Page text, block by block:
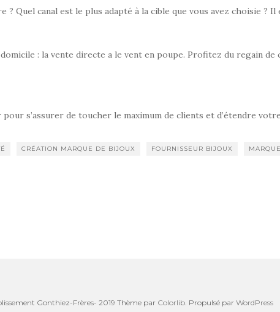
Quel canal est le plus adapté à la cible que vous avez choisie ?
: la vente directe a le vent en poupe. Profitez du regain
s’assurer de toucher le maximum de clients et d’étendre
CRÉATION MARQUE DE BIJOUX FOURNISSEUR BIJOUX
Gonthiez-Frères- 2019 Thème par Colorlib. Propulsé par WordPress